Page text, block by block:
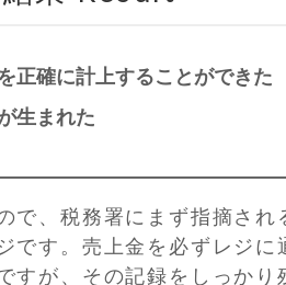
正確に計上することができた
生まれた
で、税務署にまず指摘され
です。売上金を必ずレジに
すが、その記録をしっかり